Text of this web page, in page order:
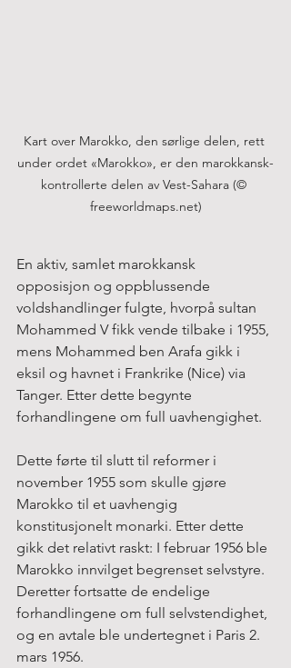
Kart over Marokko, den sørlige delen, rett
under ordet «Marokko», er den marokkansk-
kontrollerte delen av Vest-Sahara (©
freeworldmaps.net)
En aktiv, samlet marokkansk
opposisjon og oppblussende
voldshandlinger fulgte, hvorpå sultan
Mohammed V fikk vende tilbake i 1955,
mens Mohammed ben Arafa gikk i
eksil og havnet i Frankrike (Nice) via
Tanger. Etter dette begynte
forhandlingene om full uavhengighet.
Dette førte til slutt til reformer i
november 1955 som skulle gjøre
Marokko til et uavhengig
konstitusjonelt monarki. Etter dette
gikk det relativt raskt: I februar 1956 ble
Marokko innvilget begrenset selvstyre.
Deretter fortsatte de endelige
forhandlingene om full selvstendighet,
og en avtale ble undertegnet i Paris 2.
mars 1956.